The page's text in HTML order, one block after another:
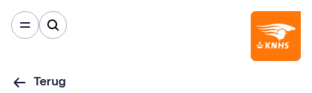
Terug